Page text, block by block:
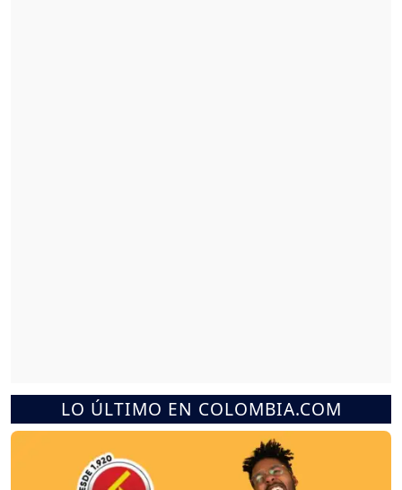
LO ÚLTIMO EN COLOMBIA.COM